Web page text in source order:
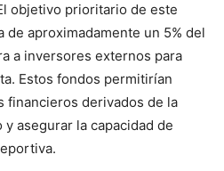
objetivo prioritario de este
de aproximadamente un 5% del
a inversores externos para
Estos fondos permitirían
financieros derivados de la
asegurar la capacidad de